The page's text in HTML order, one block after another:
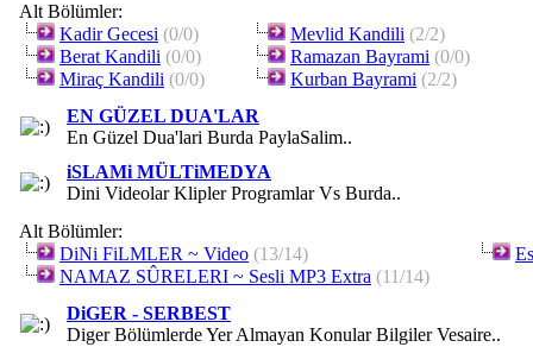
Alt Bölümler:
Kadir Gecesi (0/0)
Berat Kandili (0/0)
Miraç Kandili (0/0)
Mevlid Kandili (2/2)
Ramazan Bayrami (0/0)
Kurban Bayrami (2/2)
EN GÜZEL DUA'LAR
En Güzel Dua'lari Burda PaylaSalim..
iSLAMi MÜLTiMEDYA
Dini Videolar Klipler Programlar Vs Burda..
Alt Bölümler:
DiNi FiLMLER ~ Video (13/14)
NAMAZ SÛRELERI ~ Sesli MP3 Extra (11/14)
DiGER - SERBEST
Diger Bölümlerde Yer Almayan Konular Bilgiler Vesaire..